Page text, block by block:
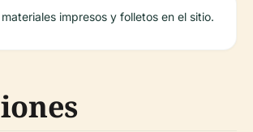
impresos y folletos en el sitio.